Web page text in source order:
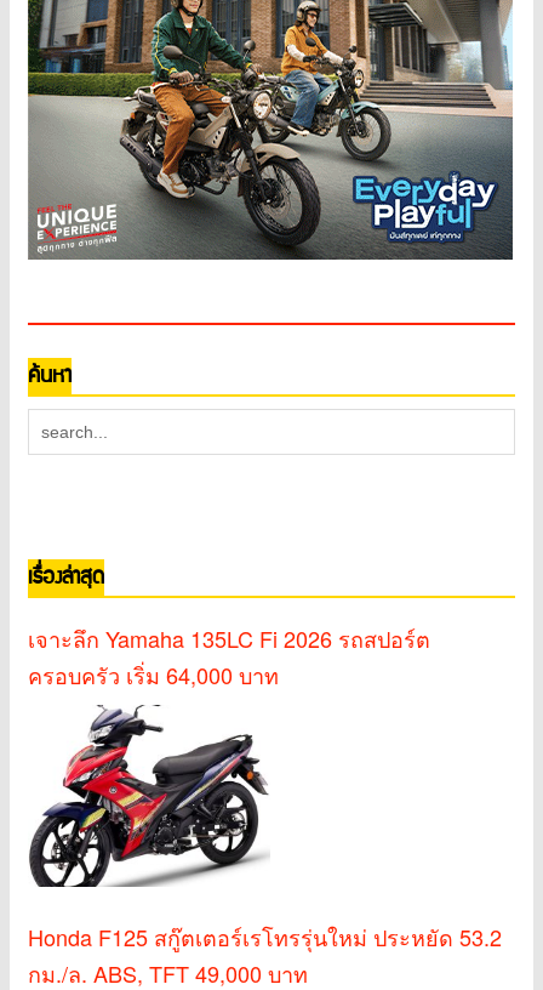
ค้นหา
เรื่องล่าสุด
เจาะลึก Yamaha 135LC Fi 2026 รถสปอร์ต
ครอบครัว เริ่ม 64,000 บาท
Honda F125 สกู๊ตเตอร์เรโทรรุ่นใหม่ ประหยัด 53.2
กม./ล. ABS, TFT 49,000 บาท